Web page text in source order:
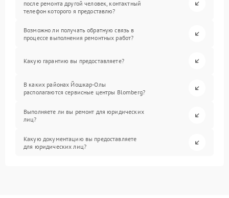
после ремонта другой человек, контактный
телефон которого я предоставлю?
Возможно ли получать обратную связь в
процессе выполнения ремонтных работ?
Какую гарантию вы предоставляете?
В каких районах Йошкар-Олы
располагаются сервисные центры Blomberg?
Выполняете ли вы ремонт для юридических
лиц?
Какую документацию вы предоставляете
для юридических лиц?